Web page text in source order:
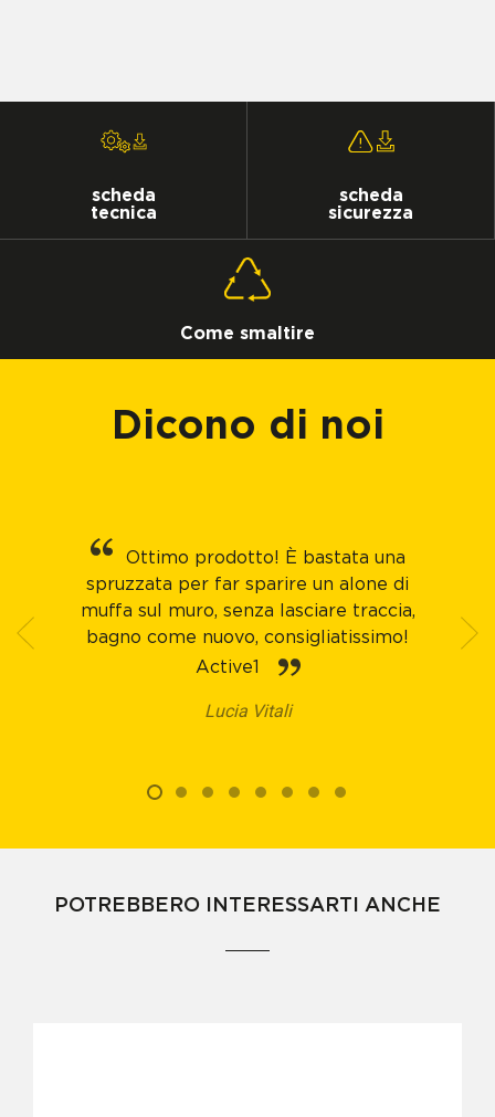
scheda
tecnica
scheda
sicurezza
Come smaltire
Dicono di noi
Ottimo prodotto! È bastata una
spruzzata per far sparire un alone di
muffa sul muro, senza lasciare traccia,
bagno come nuovo, consigliatissimo!
Active1
Lucia Vitali
POTREBBERO INTERESSARTI ANCHE